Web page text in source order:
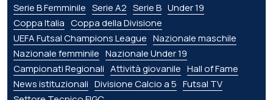
Serie B Femminile Serie A2 Serie B Under 19
Coppa Italia Coppa della Divisione
UEFA Futsal Champions League Nazionale maschile
Nazionale femminile Nazionale Under 19
Campionati Regionali Attività giovanile Hall of Fame
News istituzionali Divisione Calcio a 5 Futsal TV